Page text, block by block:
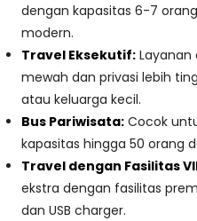
dengan kapasitas 6-7
modern.
Travel Eksekutif: Layanan
mewah dan privasi lebih
atau keluarga kecil.
Bus Pariwisata: Cocok
kapasitas hingga 50 orang
Travel dengan Fasilitas
ekstra dengan fasilitas
dan USB charger.